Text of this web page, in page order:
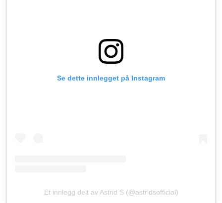
Se dette innlegget på Instagram
Et innlegg delt av Astrid S (@astridsofficial)